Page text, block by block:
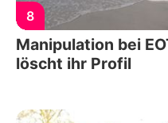
8
Manipulation bei
löscht ihr Profil